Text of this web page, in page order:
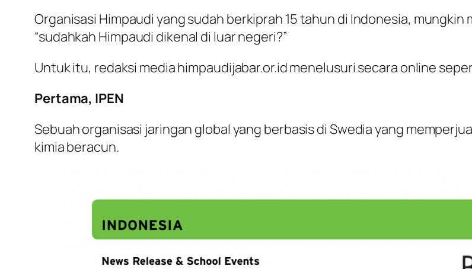
Organisasi Himpaudi yang sudah berkiprah 15 tahun di Indonesia,
“sudahkah Himpaudi dikenal di luar negeri?”
Untuk itu, redaksi media himpaudijabar.or.id menelusuri secara online
Pertama, IPEN
Sebuah organisasi jaringan global yang berbasis di Swedia yang
kimia beracun.